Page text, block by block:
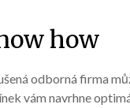
how
odborná firma
vám navrhne